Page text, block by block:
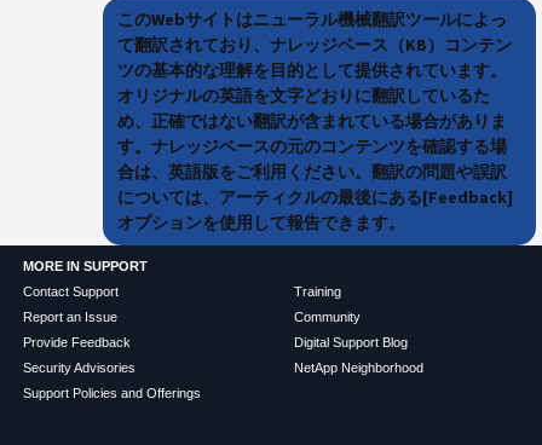
このWebサイトはニューラル機械翻訳ツールによっ
て翻訳されており、ナレッジベース（KB）コンテン
ツの基本的な理解を目的として提供されています。
オリジナルの英語を文字どおりに翻訳しているた
め、正確ではない翻訳が含まれている場合がありま
す。ナレッジベースの元のコンテンツを確認する場
合は、英語版をご利用ください。翻訳の問題や誤訳
については、アーティクルの最後にある[Feedback]
オプションを使用して報告できます。
MORE IN SUPPORT
Contact Support
Report an Issue
Provide Feedback
Security Advisories
Support Policies and Offerings
Training
Community
Digital Support Blog
NetApp Neighborhood